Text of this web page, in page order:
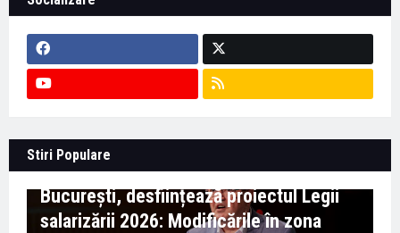
Stiri Populare
Context important pentru educație -
Marian Preda, rectorul Universității din
București, desființează proiectul Legii
salarizării 2026: Modificările în zona